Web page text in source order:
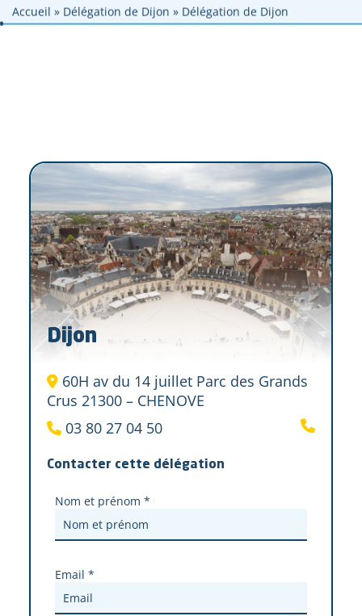
Aller au contenu principal
Aller à la navigation principale
Aller au pied de page
Accueil » Délégation de Dijon » Délégation de Dijon
Dijon
60H av du 14 juillet Parc des Grands
Crus 21300 – CHENOVE
03 80 27 04 50
Contacter cette délégation
Nom et prénom *
Email *